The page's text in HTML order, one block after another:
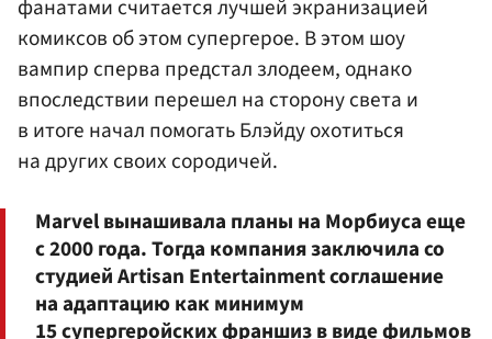
фанатами считается лучшей экранизацией
комиксов об этом супергерое. В этом шоу
вампир сперва предстал злодеем, однако
впоследствии перешел на сторону света и
в итоге начал помогать Блэйду охотиться
на других своих сородичей.
Marvel вынашивала планы на Морбиуса еще
с 2000 года. Тогда компания заключила со
студией Artisan Entertainment соглашение
на адаптацию как минимум
15 супергеройских франшиз в виде фильмов